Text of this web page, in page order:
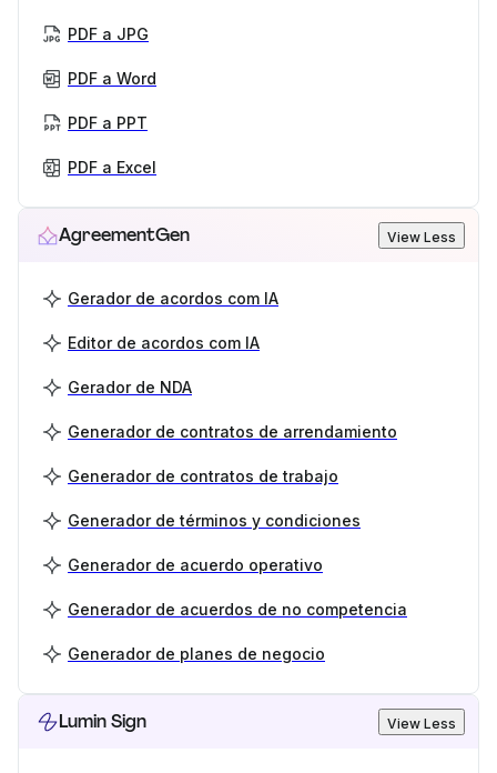
PDF a JPG
PDF a Word
PDF a PPT
PDF a Excel
AgreementGen View Less
Gerador de acordos com IA
Editor de acordos com IA
Gerador de NDA
Generador de contratos de arrendamiento
Generador de contratos de trabajo
Generador de términos y condiciones
Generador de acuerdo operativo
Generador de acuerdos de no competencia
Generador de planes de negocio
Lumin Sign View Less